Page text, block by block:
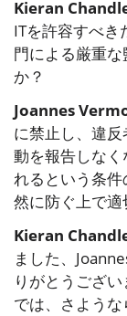
Kieran
ITを許容すべき
門による厳重
か？
Joannes
に禁止し、違
動を報告しな
れるという条
然に防ぐ上で適
Kieran
ました、
りがとうござ
では、さような